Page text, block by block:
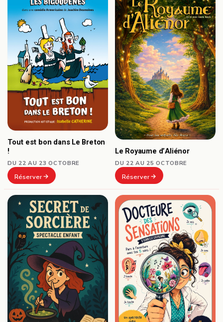
Tout est bon dans Le Breton
!
DU 22 AU 23 OCTOBRE
Réserver
Le Royaume d’Aliénor
DU 22 AU 25 OCTOBRE
Réserver